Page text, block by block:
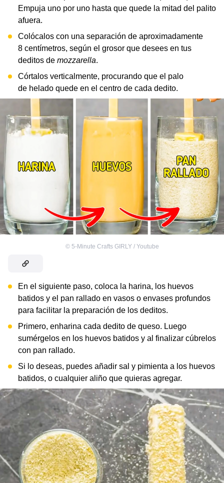
Empuja uno por uno hasta que quede la mitad del palito
afuera.
Colócalos con una separación de aproximadamente
8 centímetros, según el grosor que desees en tus
deditos de mozzarella.
Córtalos verticalmente, procurando que el palo
de helado quede en el centro de cada dedito.
© 5-Minute Crafts GIRLY / Youtube
En el siguiente paso, coloca la harina, los huevos
batidos y el pan rallado en vasos o envases profundos
para facilitar la preparación de los deditos.
Primero, enharina cada dedito de queso. Luego
sumérgelos en los huevos batidos y al finalizar cúbrelos
con pan rallado.
Si lo deseas, puedes añadir sal y pimienta a los huevos
batidos, o cualquier aliño que quieras agregar.